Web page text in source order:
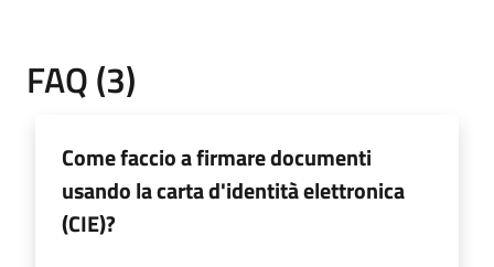
FAQ (3)
Come faccio a firmare documenti
usando la carta d'identità elettronica
(CIE)?